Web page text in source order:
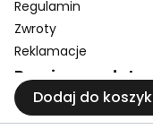
Regulamin
Zwroty
Reklamacje
Bezpieczne
Dodaj do